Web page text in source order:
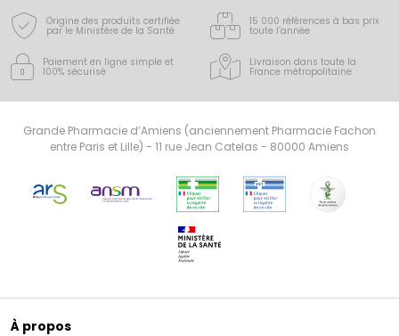
Origine des produits certifiée
par le Ministère de la Santé
15 000 références à bas prix
toute l’année
Paiement en ligne simple et
100% sécurisé
Livraison dans toute la
France métropolitaine
Grande Pharmacie d’Amiens (anciennement Pharmacie Fachon
entre Paris et Lille) - 11 rue Jean Catelas - 80000 Amiens
À propos